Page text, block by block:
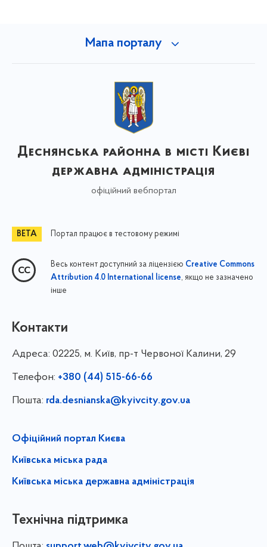
Мапа порталу
Деснянська районна в місті Києві
державна адміністрація
офіційний вебпортал
Портал працює в тестовому режимі
Весь контент доступний за ліцензією Creative Commons
Attribution 4.0 International license, якщо не зазначено
інше
Контакти
Адреса: 02225, м. Київ, пр-т Червоної Калини, 29
Телефон: +380 (44) 515-66-66
Пошта: rda.desnianska@kyivcity.gov.ua
Офіційний портал Києва
Київська міська рада
Київська міська державна адміністрація
Технічна підтримка